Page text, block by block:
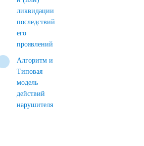
ликвидации
последствий
его
проявлений
Алгоритм и
Типовая
модель
действий
нарушителя